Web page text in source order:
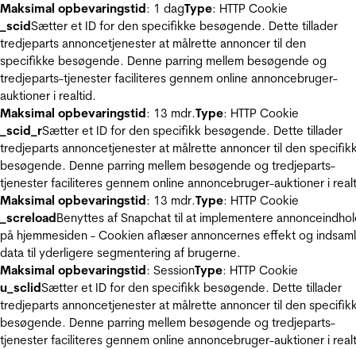
Maksimal opbevaringstid: 1 dagType: HTTP Cookie
_scidSætter et ID for den specifikke besøgende. Dette tillader
tredjeparts annoncetjenester at målrette annoncer til den
specifikke besøgende. Denne parring mellem besøgende og
tredjeparts-tjenester faciliteres gennem online annoncebruger-
auktioner i realtid.
Maksimal opbevaringstid: 13 mdr.Type: HTTP Cookie
_scid_rSætter et ID for den specifikk besøgende. Dette tillader
tredjeparts annoncetjenester at målrette annoncer til den
besøgende. Denne parring mellem besøgende og tredjeparts-
tjenester faciliteres gennem online annoncebruger-auktioner i
Maksimal opbevaringstid: 13 mdr.Type: HTTP Cookie
_screloadBenyttes af Snapchat til at implementere
på hjemmesiden - Cookien aflæser annoncernes effekt og
data til yderligere segmentering af brugerne.
Maksimal opbevaringstid: SessionType: HTTP Cookie
u_sclidSætter et ID for den specifikk besøgende. Dette tillader
tredjeparts annoncetjenester at målrette annoncer til den
besøgende. Denne parring mellem besøgende og tredjeparts-
tjenester faciliteres gennem online annoncebruger-auktioner i